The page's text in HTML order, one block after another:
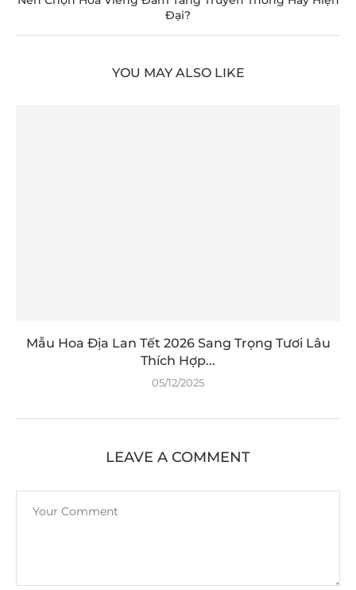
Đại?
YOU MAY ALSO LIKE
Mẫu Hoa Địa Lan Tết 2026 Sang Trọng Tươi Lâu
Thích Hợp...
05/12/2025
LEAVE A COMMENT